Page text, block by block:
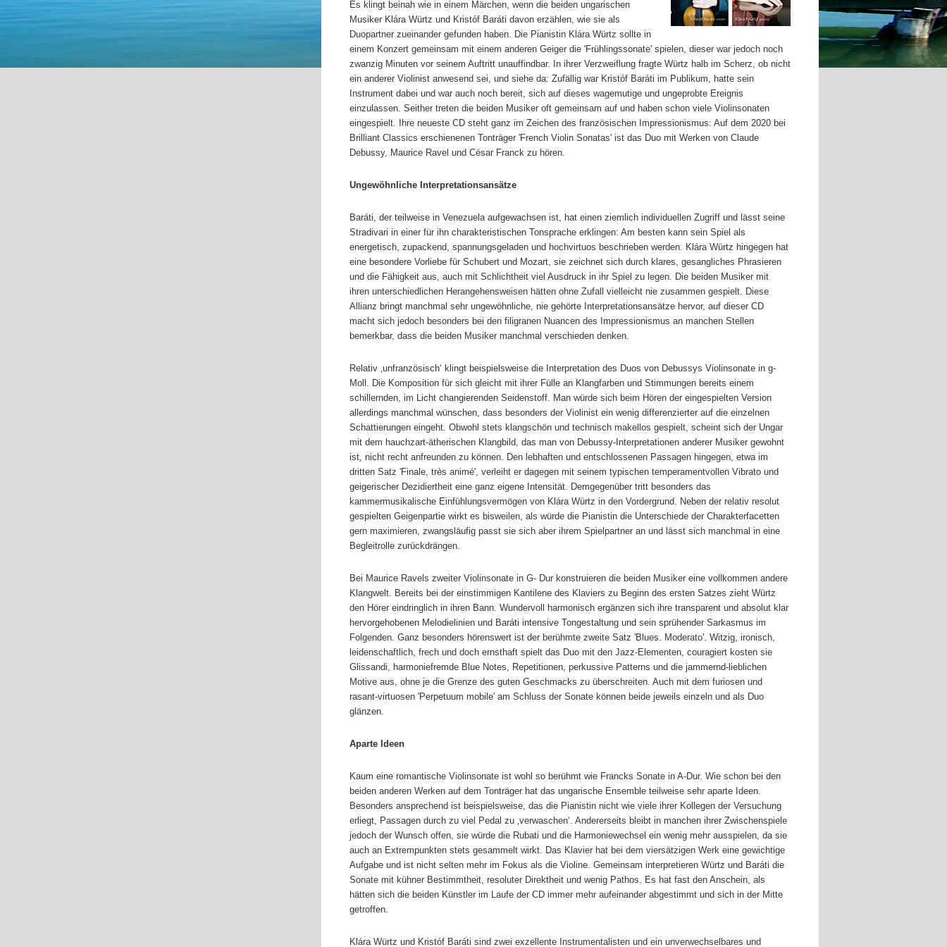
Es klingt beinah wie in einem Märchen, wenn die beiden ungarischen
Musiker Klára Würtz und Kristóf Baráti davon erzählen, wie sie als
Duopartner zueinander gefunden haben. Die Pianistin Klára Würtz sollte in
einem Konzert gemeinsam mit einem anderen Geiger die 'Frühlingssonate' spielen, dieser war jedoch noch
zwanzig Minuten vor seinem Auftritt unauffindbar. In ihrer Verzweiflung fragte Würtz halb im Scherz, ob nicht
ein anderer Violinist anwesend sei, und siehe da: Zufällig war Kristóf Baráti im Publikum, hatte sein
Instrument dabei und war auch noch bereit, sich auf dieses wagemutige und ungeprobte Ereignis
einzulassen. Seither treten die beiden Musiker oft gemeinsam auf und haben schon viele Violinsonaten
eingespielt. Ihre neueste CD steht ganz im Zeichen des französischen Impressionismus: Auf dem 2020 bei
Brilliant Classics erschienenen Tonträger 'French Violin Sonatas' ist das Duo mit Werken von Claude
Debussy, Maurice Ravel und César Franck zu hören.
Ungewöhnliche Interpretationsansätze
Baráti, der teilweise in Venezuela aufgewachsen ist, hat einen ziemlich individuellen Zugriff und lässt seine
Stradivari in einer für ihn charakteristischen Tonsprache erklingen: Am besten kann sein Spiel als
energetisch, zupackend, spannungsgeladen und hochvirtuos beschrieben werden. Klára Würtz hingegen hat
eine besondere Vorliebe für Schubert und Mozart, sie zeichnet sich durch klares, gesangliches Phrasieren
und die Fähigkeit aus, auch mit Schlichtheit viel Ausdruck in ihr Spiel zu legen. Die beiden Musiker mit
ihren unterschiedlichen Herangehensweisen hätten ohne Zufall vielleicht nie zusammen gespielt. Diese
Allianz bringt manchmal sehr ungewöhnliche, nie gehörte Interpretationsansätze hervor, auf dieser CD
macht sich jedoch besonders bei den filigranen Nuancen des Impressionismus an manchen Stellen
bemerkbar, dass die beiden Musiker manchmal verschieden denken.
Relativ ‚unfranzösisch‘ klingt beispielsweise die Interpretation des Duos von Debussys Violinsonate in g-
Moll. Die Komposition für sich gleicht mit ihrer Fülle an Klangfarben und Stimmungen bereits einem
schillernden, im Licht changierenden Seidenstoff. Man würde sich beim Hören der eingespielten Version
allerdings manchmal wünschen, dass besonders der Violinist ein wenig differenzierter auf die einzelnen
Schattierungen eingeht. Obwohl stets klangschön und technisch makellos gespielt, scheint sich der Ungar
mit dem hauchzart-ätherischen Klangbild, das man von Debussy-Interpretationen anderer Musiker gewohnt
ist, nicht recht anfreunden zu können. Den lebhaften und entschlossenen Passagen hingegen, etwa im
dritten Satz 'Finale, très animé', verleiht er dagegen mit seinem typischen temperamentvollen Vibrato und
geigerischer Dezidiertheit eine ganz eigene Intensität. Demgegenüber tritt besonders das
kammermusikalische Einfühlungsvermögen von Klára Würtz in den Vordergrund. Neben der relativ resolut
gespielten Geigenpartie wirkt es bisweilen, als würde die Pianistin die Unterschiede der Charakterfacetten
gern maximieren, zwangsläufig passt sie sich aber ihrem Spielpartner an und lässt sich manchmal in eine
Begleitrolle zurückdrängen.
Bei Maurice Ravels zweiter Violinsonate in G- Dur konstruieren die beiden Musiker eine vollkommen andere
Klangwelt. Bereits bei der einstimmigen Kantilene des Klaviers zu Beginn des ersten Satzes zieht Würtz
den Hörer eindringlich in ihren Bann. Wundervoll harmonisch ergänzen sich ihre transparent und absolut klar
hervorgehobenen Melodielinien und Baráti intensive Tongestaltung und sein sprühender Sarkasmus im
Folgenden. Ganz besonders hörenswert ist der berühmte zweite Satz 'Blues. Moderato'. Witzig, ironisch,
leidenschaftlich, frech und doch ernsthaft spielt das Duo mit den Jazz-Elementen, couragiert kosten sie
Glissandi, harmoniefremde Blue Notes, Repetitionen, perkussive Patterns und die jammernd-lieblichen
Motive aus, ohne je die Grenze des guten Geschmacks zu überschreiten. Auch mit dem furiosen und
rasant-virtuosen 'Perpetuum mobile' am Schluss der Sonate können beide jeweils einzeln und als Duo
glänzen.
Aparte Ideen
Kaum eine romantische Violinsonate ist wohl so berühmt wie Francks Sonate in A-Dur. Wie schon bei den
beiden anderen Werken auf dem Tonträger hat das ungarische Ensemble teilweise sehr aparte Ideen.
Besonders ansprechend ist beispielsweise, das die Pianistin nicht wie viele ihrer Kollegen der Versuchung
erliegt, Passagen durch zu viel Pedal zu ‚verwaschen‘. Andererseits bleibt in manchen ihrer Zwischenspiele
jedoch der Wunsch offen, sie würde die Rubati und die Harmoniewechsel ein wenig mehr ausspielen, da sie
auch an Extrempunkten stets gesammelt wirkt. Das Klavier hat bei dem viersätzigen Werk eine gewichtige
Aufgabe und ist nicht selten mehr im Fokus als die Violine. Gemeinsam interpretieren Würtz und Baráti die
Sonate mit kühner Bestimmtheit, resoluter Direktheit und wenig Pathos. Es hat fast den Anschein, als
hätten sich die beiden Künstler im Laufe der CD immer mehr aufeinander abgestimmt und sich in der Mitte
getroffen.
Klára Würtz und Kristóf Baráti sind zwei exzellente Instrumentalisten und ein unverwechselbares und